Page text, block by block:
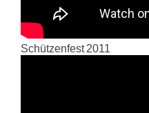
Schützenfest 2011